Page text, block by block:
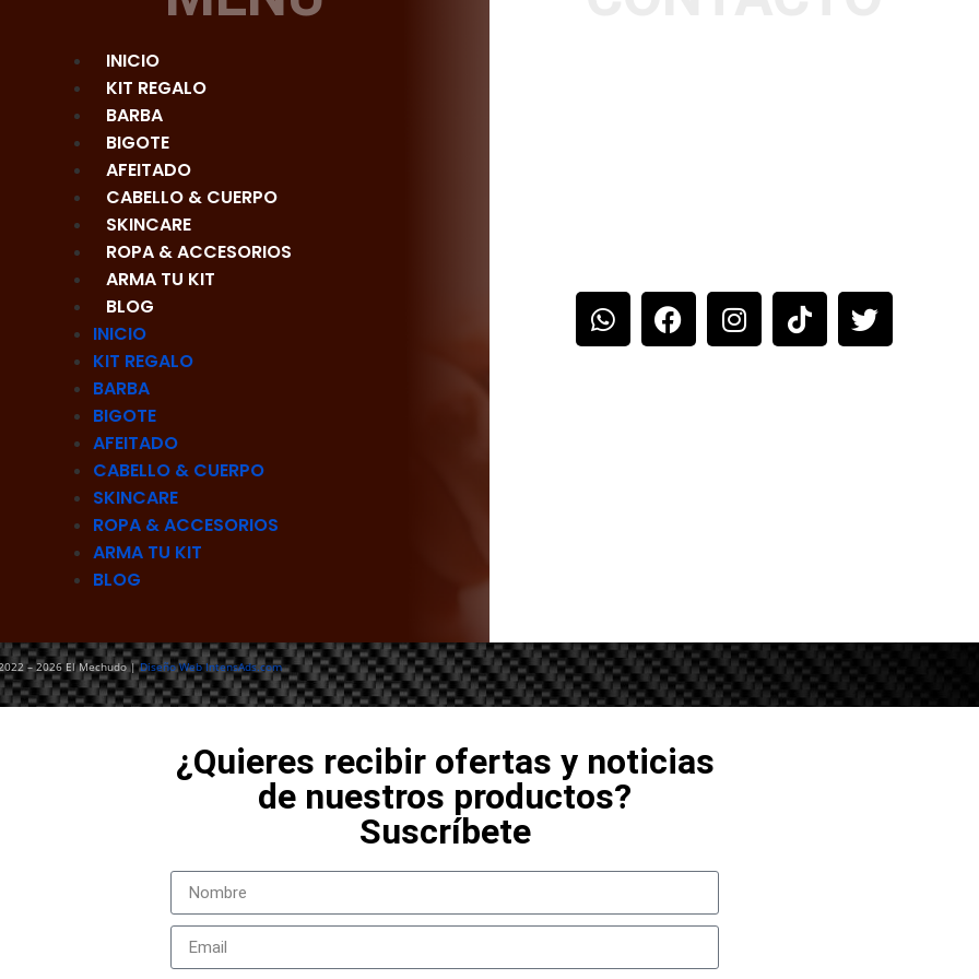
INICIO
KIT REGALO
BARBA
BIGOTE
AFEITADO
CABELLO & CUERPO
SKINCARE
ROPA & ACCESORIOS
ARMA TU KIT
BLOG
INICIO
KIT REGALO
BARBA
BIGOTE
AFEITADO
CABELLO & CUERPO
SKINCARE
ROPA & ACCESORIOS
ARMA TU KIT
BLOG
– 2026 El Mechudo |Diseño Web IntensAds.com
¿Quieres recibir ofertas y noticias
de nuestros productos?
Suscríbete